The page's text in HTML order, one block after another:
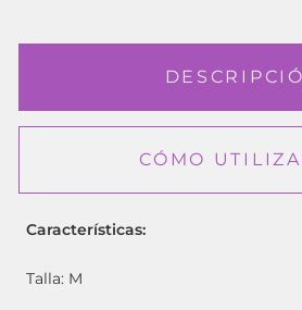
CÓMO
Características:
Talla: M